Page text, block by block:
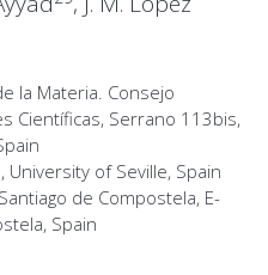
la Materia. Consejo
Científicas, Serrano 113bis,
University of Seville, Spain
de Compostela, E-
Spain